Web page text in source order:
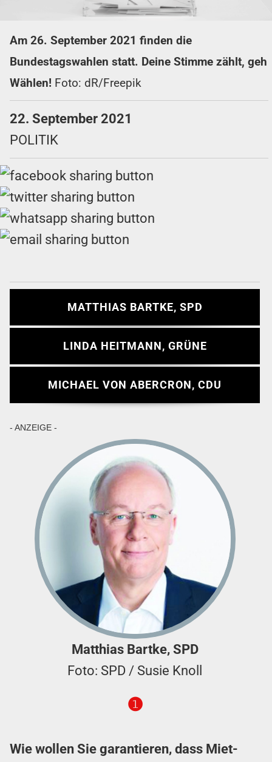
Am 26. September 2021 finden die
Bundestagswahlen statt. Deine Stimme zählt, geh
Wählen! Foto: dR/Freepik
22. September 2021
POLITIK
MATTHIAS BARTKE, SPD
LINDA HEITMANN, GRÜNE
MICHAEL VON ABERCRON, CDU
- ANZEIGE -
Matthias Bartke, SPD
Foto: SPD / Susie Knoll
❶
Wie wollen Sie garantieren, dass Miet­